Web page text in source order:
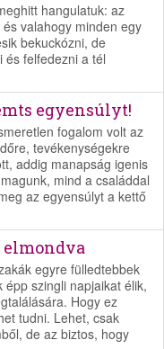
hangulatuk: az
valahogy minden egy
bekuckózni, de
és felfedezni a tél
egyensúlyt!
fogalom volt az
tevékenységekre
addig manapság igenis
mind a családdal
az egyensúlyt a kettő
elmondva
egyre fülledtebbek
épp szingli napjaikat élik,
Hogy ez
tudni. Lehet, csak
de az biztos, hogy